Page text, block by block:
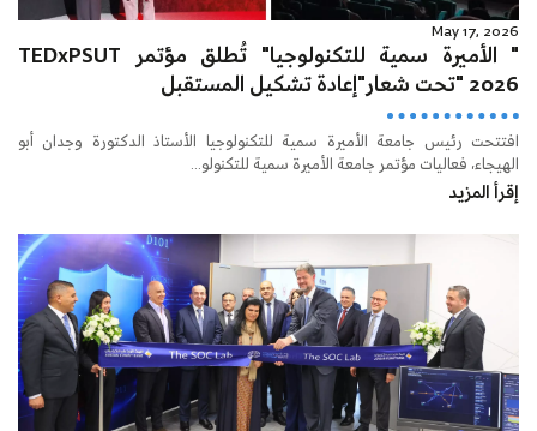
May 17, 2026
" الأميرة سمية للتكنولوجيا" تُطلق مؤتمر TEDxPSUT
2026 "تحت شعار"إعادة تشكيل المستقبل
افتتحت رئيس جامعة الأميرة سمية للتكنولوجيا الأستاذ الدكتورة وجدان أبو
الهيجاء، فعاليات مؤتمر جامعة الأميرة سمية للتكنولو...
إقرأ المزيد